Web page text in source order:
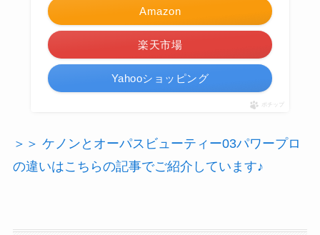
Amazon
楽天市場
Yahooショッピング
ポチップ
＞＞ ケノンとオーパスビューティー03パワープロ
の違いはこちらの記事でご紹介しています♪